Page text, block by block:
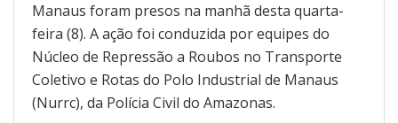
Manaus foram presos na manhã desta quarta-
feira (8). A ação foi conduzida por equipes do
Núcleo de Repressão a Roubos no Transporte
Coletivo e Rotas do Polo Industrial de Manaus
(Nurrc), da Polícia Civil do Amazonas.